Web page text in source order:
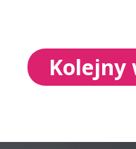
Kolejny